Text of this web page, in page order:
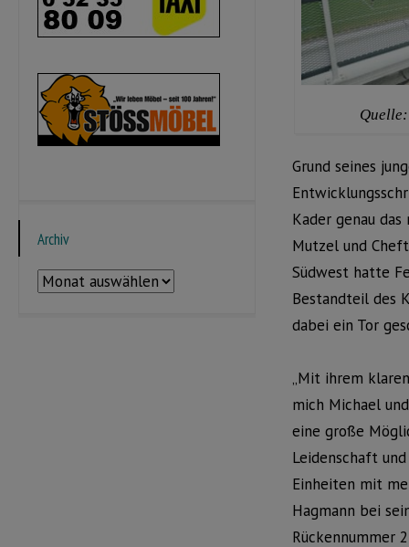
Grund seines
Kader genau
Mutzel und
Südwest hatte
Bestandteil des
dabei ein Tor
„Mit ihrem
mich Michael
eine große
Leidenschaft
Einheiten mit
Hagmann bei
Rückennummer
Archiv
Archiv